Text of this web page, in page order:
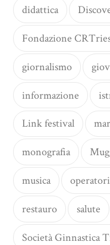
didattica
Fondazione
giornalismo
informazione
Link festival
monografia
musica
restauro salute
Società Ginnastica